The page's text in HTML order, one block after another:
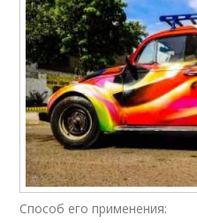
Способ его применения: